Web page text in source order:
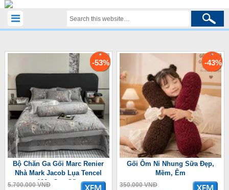
-53%
Bộ Chăn Ga Gối Marc Renier
Nhà Mark Jacob Lụa Tencel
100s Cao Cấp
5.700.000 VNĐ
-43%
Gối Ôm Nỉ Nhung Sữa Đẹp,
Mềm, Êm
350.000 VNĐ